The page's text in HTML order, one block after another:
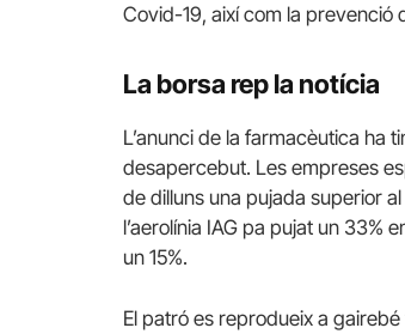
Covid-19, així com la prevenció
La borsa rep la notícia
L’anunci de la farmacèutica ha
desapercebut. Les empreses
de dilluns una pujada superior
l’aerolínia IAG pa pujat un 33%
un 15%.
El patró es reprodueix a